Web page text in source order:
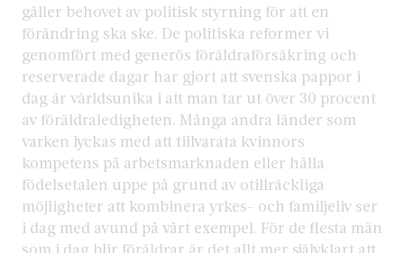
gäller behovet av politisk styrning för att en
förändring ska ske. De politiska reformer vi
genomfört med generös föräldraförsäkring och
reserverade dagar har gjort att svenska pappor i
dag är världsunika i att man tar ut över 30 procent
av föräldraledigheten. Många andra länder som
varken lyckas med att tillvarata kvinnors
kompetens på arbetsmarknaden eller hålla
födelsetalen uppe på grund av otillräckliga
möjligheter att kombinera yrkes- och familjeliv ser
i dag med avund på vårt exempel. För de flesta män
som i dag blir föräldrar är det allt mer självklart att